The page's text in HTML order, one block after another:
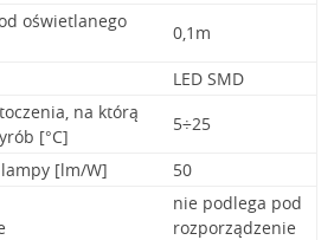
oświetlanego
0,1m
LED SMD
na którą
[°C]
5÷25
[lm/W] 50
nie podlega pod
rozporządzenie